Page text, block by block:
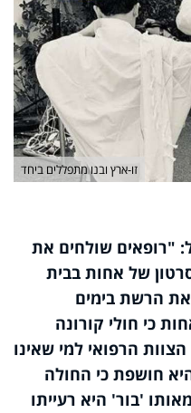
זו-ארץ ובנו מתפללים ביחד
"רופאים שולחים את
של אחות בבית
הרשת בימים
כי חולי קורונה
הצוות הרפואי למי שאינו
היא חושפת כי החולה
'בור' היא רעייתו